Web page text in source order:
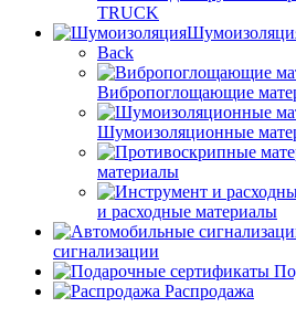
TRUCK
Back
Вибропоглощающие
Шумоизоляционные
материалы
и расходные материалы
сигнализации
Распродажа